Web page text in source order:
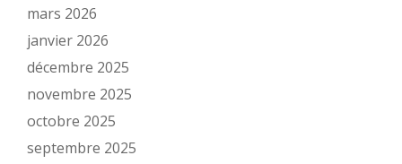
mars 2026
janvier 2026
décembre 2025
novembre 2025
octobre 2025
septembre 2025